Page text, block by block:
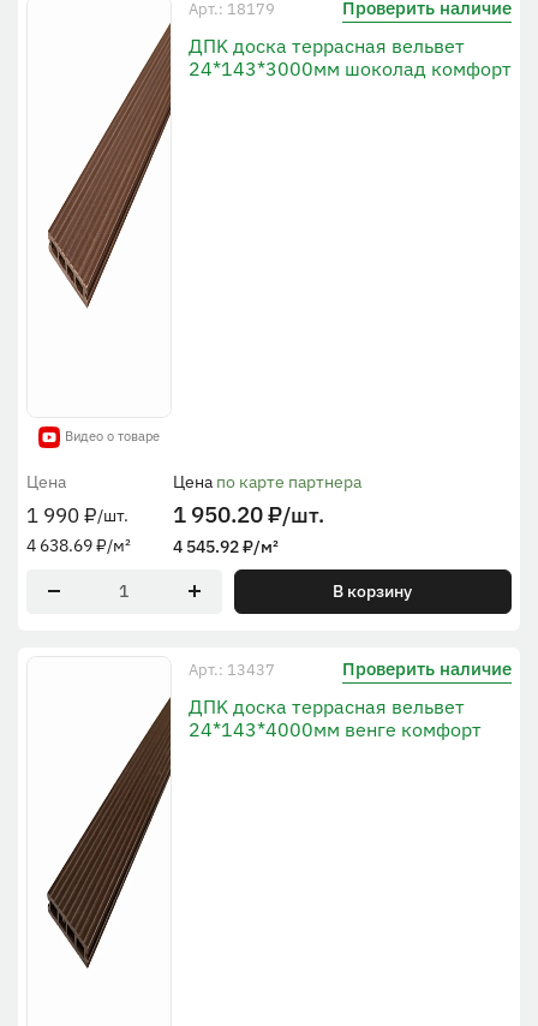
Видео о товаре
Арт.: 18179 Проверить наличие
ДПK доска террасная вельвет
24*143*3000мм шоколад комфорт
Цена
1 990₽/шт.
4 638.69₽/м²
Цена по карте партнера
1 950.20₽/шт.
4 545.92₽/м²
В корзину
Арт.: 13437 Проверить наличие
ДПK доска террасная вельвет
24*143*4000мм венге комфорт